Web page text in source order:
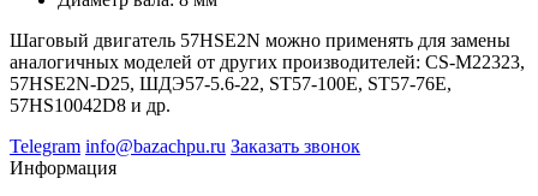
Шаговый двигатель 57HSE2N можно применять для замены
аналогичных моделей от других производителей: CS-M22323,
57HSE2N-D25, ШДЭ57-5.6-22, ST57-100E, ST57-76E,
57HS10042D8 и др.
Telegram info@bazachpu.ru Заказать звонок
Информация